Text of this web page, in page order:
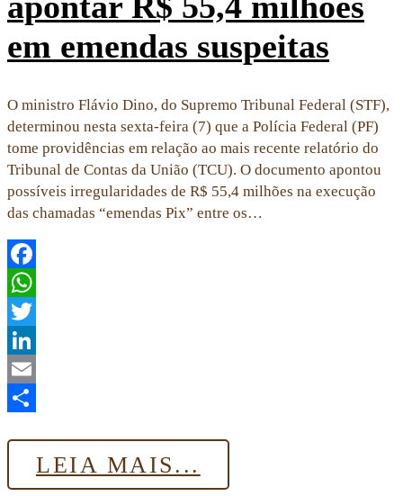
em emendas suspeitas
O ministro Flávio Dino, do Supremo Tribunal Federal (STF),
determinou nesta sexta-feira (7) que a Polícia Federal (PF)
tome providências em relação ao mais recente relatório do
Tribunal de Contas da União (TCU). O documento apontou
possíveis irregularidades de R$ 55,4 milhões na execução
das chamadas “emendas Pix” entre os…
Facebook
WhatsApp
Twitter
LinkedIn
Email
LEIA MAIS...